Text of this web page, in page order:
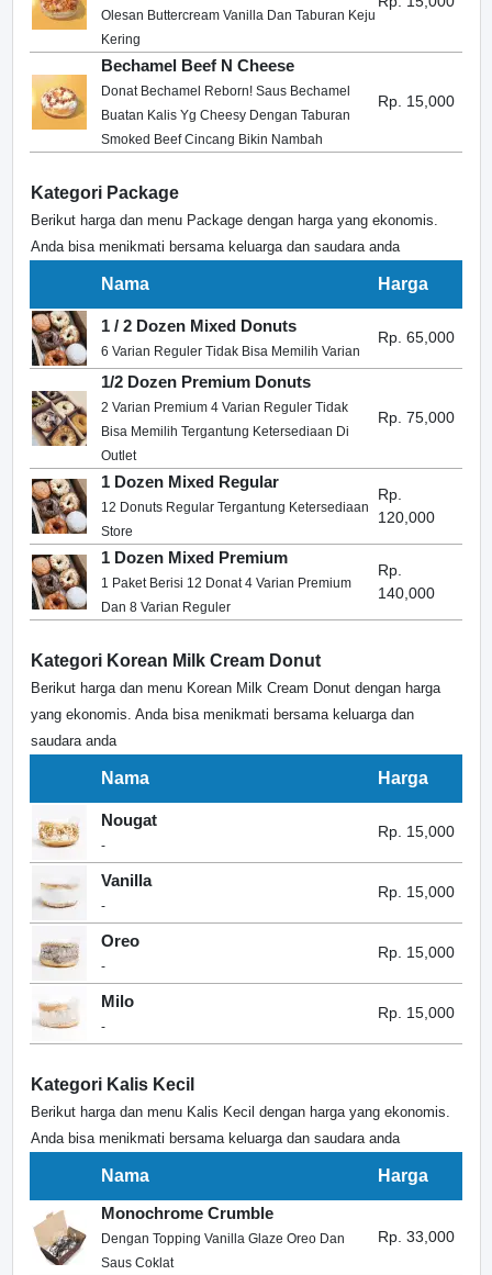
Olesan Buttercream Vanilla Dan Taburan Keju
Kering
Bechamel Beef N Cheese
Donat Bechamel Reborn! Saus Bechamel
Buatan Kalis Yg Cheesy Dengan Taburan
Smoked Beef Cincang Bikin Nambah
Rp. 15,000
Kategori Package
Berikut harga dan menu Package dengan harga yang ekonomis.
Anda bisa menikmati bersama keluarga dan saudara anda
Nama Harga
1 / 2 Dozen Mixed Donuts
6 Varian Reguler Tidak Bisa Memilih Varian
Rp. 65,000
1/2 Dozen Premium Donuts
2 Varian Premium 4 Varian Reguler Tidak
Bisa Memilih Tergantung Ketersediaan Di
Outlet
Rp. 75,000
1 Dozen Mixed Regular
12 Donuts Regular Tergantung Ketersediaan
Store
Rp.
120,000
1 Dozen Mixed Premium
1 Paket Berisi 12 Donat 4 Varian Premium
Dan 8 Varian Reguler
Rp.
140,000
Kategori Korean Milk Cream Donut
Berikut harga dan menu Korean Milk Cream Donut dengan harga
yang ekonomis. Anda bisa menikmati bersama keluarga dan
saudara anda
Nama Harga
Nougat
-
Rp. 15,000
Vanilla
-
Rp. 15,000
Oreo
-
Rp. 15,000
Milo
-
Rp. 15,000
Kategori Kalis Kecil
Berikut harga dan menu Kalis Kecil dengan harga yang ekonomis.
Anda bisa menikmati bersama keluarga dan saudara anda
Nama
Harga
Monochrome Crumble
Dengan Topping Vanilla Glaze Oreo Dan
Saus Coklat
Rp. 33,000